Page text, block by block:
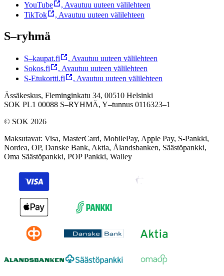
YouTube
, Avautuu uuteen välilehteen
TikTok
, Avautuu uuteen välilehteen
S–ryhmä
S–kaupat.fi , Avautuu uuteen välilehteen
Sokos.fi
, Avautuu uuteen välilehteen
S-Etukortti.fi
, Avautuu uuteen välilehteen
Ässäkeskus, Fleminginkatu 34, 00510 Helsinki
SOK PL1 00088 S–RYHMÄ, Y–tunnus 0116323–1
© SOK 2026
Maksutavat: Visa, MasterCard, MobilePay, Apple Pay, S-Pankki,
Nordea, OP, Danske Bank, Aktia, Ålandsbanken, Säästöpankki,
Oma Säästöpankki, POP Pankki, Walley